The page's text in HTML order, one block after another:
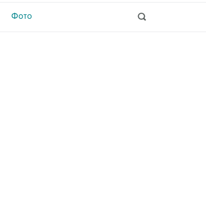
Фото